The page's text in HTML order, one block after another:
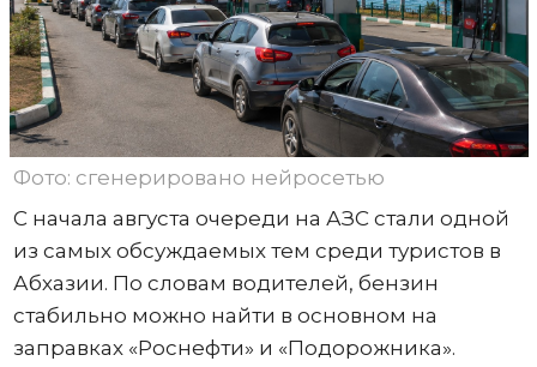
Фото: сгенерировано нейросетью
С начала августа очереди на АЗС стали одной
из самых обсуждаемых тем среди туристов в
Абхазии. По словам водителей, бензин
стабильно можно найти в основном на
заправках «Роснефти» и «Подорожника».